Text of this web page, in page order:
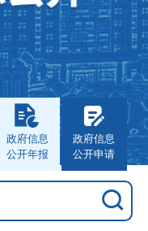
政府信息
公开年报
政府信息
公开申请